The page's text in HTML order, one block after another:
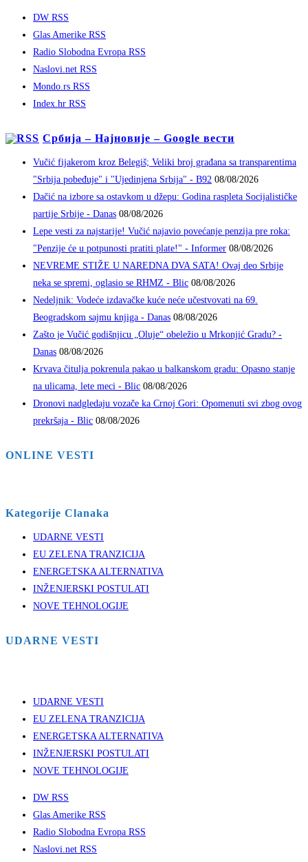
DW RSS
Glas Amerike RSS
Radio Slobodna Evropa RSS
Naslovi.net RSS
Mondo.rs RSS
Index.hr RSS
Србија – Најновије – Google вести
Vučić fijakerom kroz Belegiš; Veliki broj građana sa transparentima
"Srbija pobeđuje" i "Ujedinjena Srbija" - B92 08/08/2026
Dačić na izbore sa ostavkom u džepu: Godina raspleta Socijalističke
partije Srbije - Danas 08/08/2026
Lepe vesti za najstarije! Vučić najavio povećanje penzija pre roka:
"Penzije će u potpunosti pratiti plate!" - Informer 08/08/2026
NEVREME STIŽE U NAREDNA DVA SATA! Ovaj deo Srbije
neka se spremi, oglasio se RHMZ - Blic 08/08/2026
Nedeljnik: Vodeće izdavačke kuće neće učestvovati na 69.
Beogradskom sajmu knjiga - Danas 08/08/2026
Zašto je Vučić godišnjicu „Oluje“ obeležio u Mrkonjić Gradu? -
Danas 08/08/2026
Krvava čitulja pokrenula pakao u balkanskom gradu: Opasno stanje
na ulicama, lete meci - Blic 08/08/2026
Dronovi nadgledaju vozače ka Crnoj Gori: Opomenuti svi zbog ovog
prekršaja - Blic 08/08/2026
ONLINE VESTI
Kategorije Clanaka
UDARNE VESTI
EU ZELENA TRANZICIJA
ENERGETSKA ALTERNATIVA
INŽENJERSKI POSTULATI
NOVE TEHNOLOGIJE
UDARNE VESTI
UDARNE VESTI
EU ZELENA TRANZICIJA
ENERGETSKA ALTERNATIVA
INŽENJERSKI POSTULATI
NOVE TEHNOLOGIJE
DW RSS
Glas Amerike RSS
Radio Slobodna Evropa RSS
Naslovi.net RSS